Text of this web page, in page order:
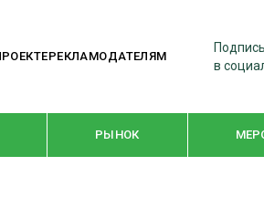
РЕКЛАМОДАТЕЛЯМ
в
РЫНОК